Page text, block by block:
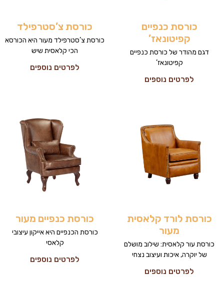
כורסת כנפיים
קפיטונאז’
דגם מהודר של כורסת כנפיים
קפיטונאז’
לפרטים נוספים
כורסת צ’סטרפילד
כורסת צ’סטרפילד מעור היא הכורסא
הכי קלאסית שיש
לפרטים נוספים
כורסת לורד קלאסית
מעור
כורסת עור קלאסית: שילוב מושלם
של יוקרה, איכות ועיצוב נצחי
לפרטים נוספים
כורסת כנפיים מעור
כורסת הכנפיים היא אייקון עיצובי
קלאסי
לפרטים נוספים